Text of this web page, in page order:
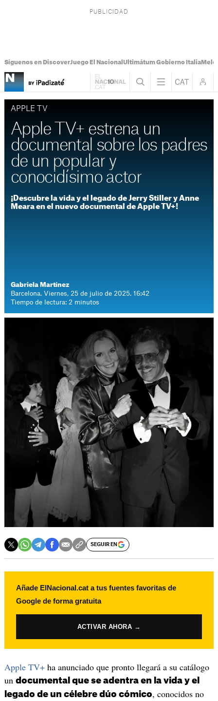
Síguenos en DiscoverJuego El Nacional Ultimátum Gobierno Italia
APPLE TV
Apple TV+ estrena un
documental sobre los padres
de un popular y
conocidísimo actor
¡Descubre la vida y el legado de Jerry Stiller y Anne
Meara en el nuevo documental de Apple TV+!
Gabriela Martínez
Barcelona. Viernes, 25 de julio de 2025. 16:42
Tiempo de lectura: 2 minutos
SEGUIR EN
Añade ElNacional.cat a tus fuentes favoritas de
Google de forma gratuita
ACTIVAR AHORA →
Apple TV+ha anunciado que pronto llegará a su catálogo
un documental que se adentra en la vida y el
legado de un célebre dúo cómico, conocidos no